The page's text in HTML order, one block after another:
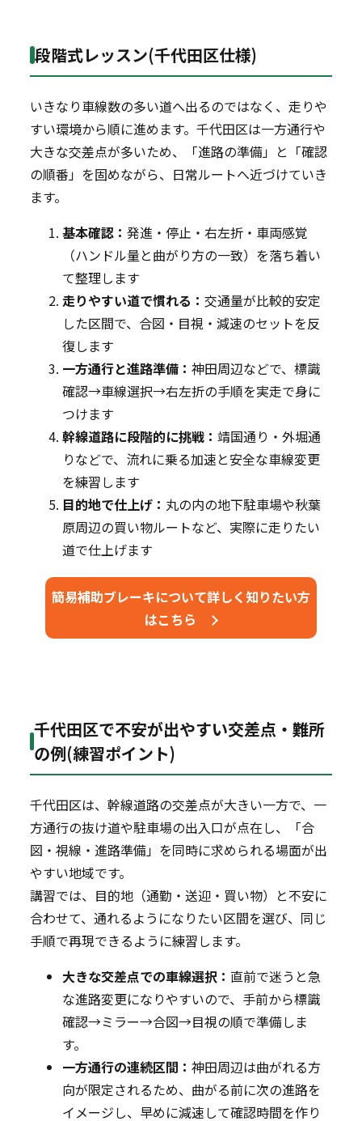
段階式レッスン(千代田区仕様)
いきなり車線数の多い道へ出るのではなく、走りや
すい環境から順に進めます。千代田区は一方通行や
大きな交差点が多いため、「進路の準備」と「確認
の順番」を固めながら、日常ルートへ近づけていき
ます。
基本確認：発進・停止・右左折・車両感覚
（ハンドル量と曲がり方の一致）を落ち着い
て整理します
走りやすい道で慣れる：交通量が比較的安定
した区間で、合図・目視・減速のセットを反
復します
一方通行と進路準備：神田周辺などで、標識
確認→車線選択→右左折の手順を実走で身に
つけます
幹線道路に段階的に挑戦：靖国通り・外堀通
りなどで、流れに乗る加速と安全な車線変更
を練習します
目的地で仕上げ： 丸の内の地下駐車場や秋葉
原周辺の買い物ルートなど、実際に走りたい
道で仕上げます
簡易補助ブレーキについて詳しく知りたい方
はこちら
千代田区で不安が出やすい交差点・難所
の例(練習ポイント)
千代田区は、幹線道路の交差点が大きい一方で、一
方通行の抜け道や駐車場の出入口が点在し、「合
図・視線・進路準備」を同時に求められる場面が出
やすい地域です。
講習では、目的地（通勤・送迎・買い物）と不安に
合わせて、通れるようになりたい区間を選び、同じ
手順で再現できるように練習します。
大きな交差点での車線選択： 直前で迷うと急
な進路変更になりやすいので、手前から標識
確認→ミラー→合図→目視の順で準備しま
す。
一方通行の連続区間：神田周辺は曲がれる方
向が限定されるため、曲がる前に次の進路を
イメージし、早めに減速して確認時間を作り